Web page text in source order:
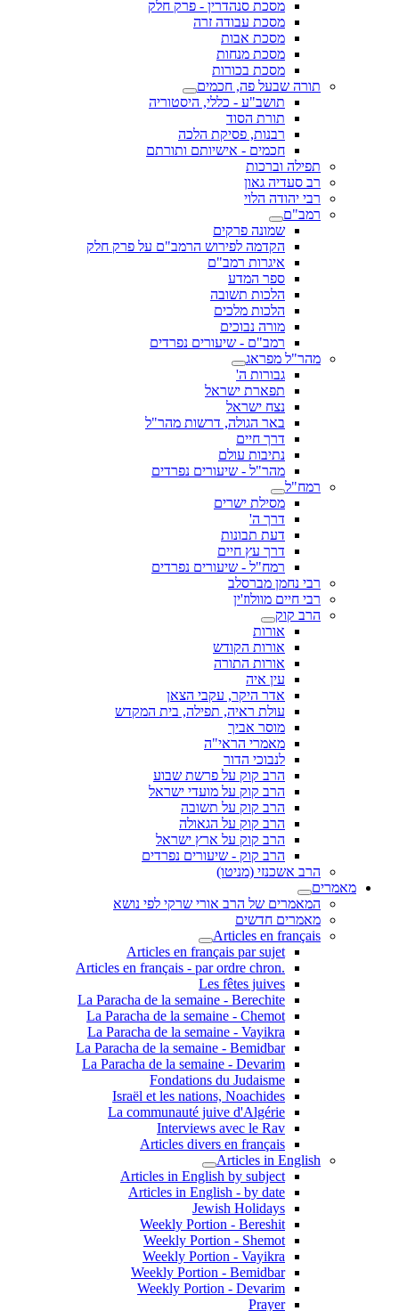
מסכת סנהדרין - פרק חלק
מסכת עבודה זרה
מסכת אבות
מסכת מנחות
מסכת בכורות
תורה שבעל פה, חכמים
תושב"ע - כללי, היסטוריה
תורת הסוד
רבנות, פסיקת הלכה
חכמים - אישיותם ותורתם
תפילה וברכות
רב סעדיה גאון
רבי יהודה הלוי
רמב"ם
שמונה פרקים
הקדמה לפירוש הרמב"ם על פרק חלק
איגרות רמב"ם
ספר המדע
הלכות תשובה
הלכות מלכים
מורה נבוכים
רמב"ם - שיעורים נפרדים
מהר"ל מפראג
גבורות ה'
תפארת ישראל
נצח ישראל
באר הגולה, דרשות מהר"ל
דרך חיים
נתיבות עולם
מהר"ל - שיעורים נפרדים
רמח"ל
מסילת ישרים
דרך ה'
דעת תבונות
דרך עץ חיים
רמח"ל - שיעורים נפרדים
רבי נחמן מברסלב
רבי חיים מוולוז'ין
הרב קוק
אורות
אורות הקודש
אורות התורה
עין איה
אדר היקר, עקבי הצאן
עולת ראיה, תפילה, בית המקדש
מוסר אביך
מאמרי הראי"ה
לנבוכי הדור
הרב קוק על פרשת שבוע
הרב קוק על מועדי ישראל
הרב קוק על תשובה
הרב קוק על הגאולה
הרב קוק על ארץ ישראל
הרב קוק - שיעורים נפרדים
הרב אשכנזי (מניטו)
מאמרים
המאמרים של הרב אורי שרקי לפי נושא
מאמרים חדשים
Articles en français
Articles en français par sujet
.Articles en français - par ordre chron
Les fêtes juives
La Paracha de la semaine - Berechite
La Paracha de la semaine - Chemot
La Paracha de la semaine - Vayikra
La Paracha de la semaine - Bemidbar
La Paracha de la semaine - Devarim
Fondations du Judaisme
Israël et les nations, Noachides
La communauté juive d'Algérie
Interviews avec le Rav
Articles divers en français
Articles in English
Articles in English by subject
Articles in English - by date
Jewish Holidays
Weekly Portion - Bereshit
Weekly Portion - Shemot
Weekly Portion - Vayikra
Weekly Portion - Bemidbar
Weekly Portion - Devarim
Prayer